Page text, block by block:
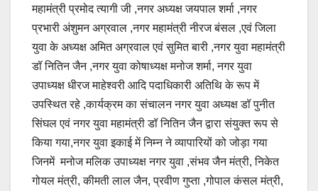
महामंत्री प्रमोद त्यागी जी ,नगर अध्यक्ष जयपाल शर्मा ,नगर
प्रभारी अंशुमन अग्रवाल ,नगर महामंत्री नीरज बंसल ,एवं जिला
युवा के अध्यक्ष अमित अग्रवाल एवं सुमित बारी ,नगर युवा महामंत्री
डॉ नितिन जैन ,नगर युवा कोषाध्यक्ष मनोज शर्मा, नगर युवा
उपाध्यक्ष धीरज माहेश्वरी आदि पदाधिकारी अतिथि के रूप में
उपस्थित रहे ,कार्यक्रम का संचालन नगर युवा अध्यक्ष डॉ पुनीत
सिंघल एवं नगर युवा महामंत्री डॉ नितिन जैन द्वारा संयुक्त रूप से
किया गया,नगर युवा इकाई में निम्न ने व्यापारियों को जोड़ा गया
जिनमें मनोज मलिक उपाध्यक्ष नगर युवा ,संभव जैन मंत्री, निकेत
गोयल मंत्री, कीमती लाल जैन, प्रवीण गुप्ता ,गोपाल कंसल मंत्री,